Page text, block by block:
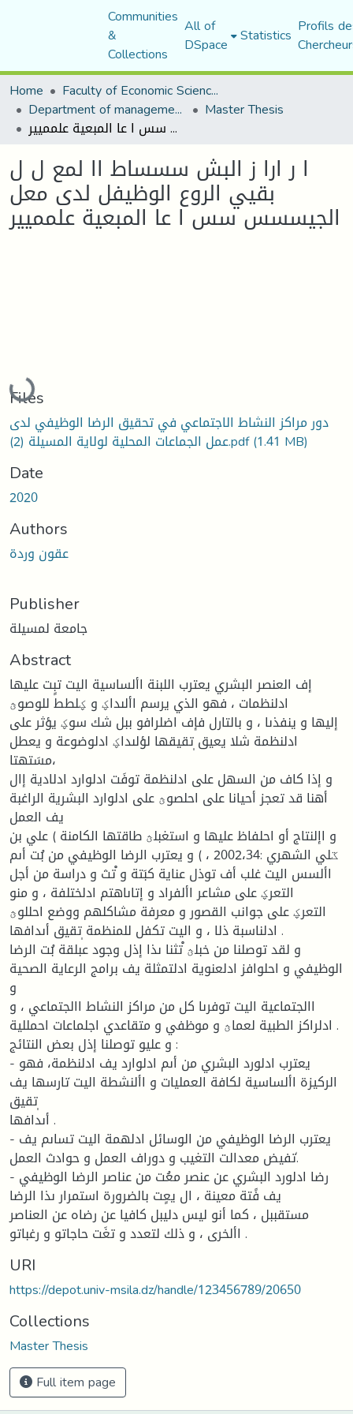
Communities
&
Collections
All of
DSpace Statistics Profils
Home
Faculty of Economic Sciences, Commerce and Management Sciences
Department of management sciences Master Thesis
ا ر ارا ز البش سسساط اا لمع ل ل بقيي الروع الوظيفل لدى معل الجيسسس سس ا عا المبعية علمميير
ا ر ارا ز البش سسساط اا لمع ل ل
بقيي الروع الوظيفل لدى معل
الجيسسس سس ا عا المبعية علمميير
Loading...
Files
دور مراكز النشاط الاجتماعي في تحقيق الرضا الوظيفي لدى
عمل الجماعات المحلية لولاية المسيلة (2).pdf(1.41 MB)
Date
2020
Authors
عقون وردة
Publisher
جامعة لمسيلة
Abstract
إف العنصر البشري يعترب اللبنة األساسية اليت تبٍت عليها
ادلنظمات ، فهو الذي يرسم األىداؼ و ؼلطط للوصوؿ
إليها و ينفذىا ، و بالتارل فإف اضلرافو ببل شك سوؼ يؤثر على
ادلنظمة شلا يعيق ٖتقيقها لؤلىداؼ ادلوضوعة و يعطل
مسَتهتا،
و إذا كاف من السهل على ادلنظمة توفَت ادلوارد ادلادية إال
أهنا قد تعجز أحيانا على احلصوؿ على ادلوارد البشرية الراغبة
يف العمل
و اإلنتاج أو احلفاظ عليها و استغبلؿ طاقتها الكامنة ) علي بن
ػلي الشهري :2002،34 ، ) و يعترب الرضا الوظيفي من بُت أىم
األسس اليت غلب أف توذل عناية كبَتة و ْتث و دراسة من أجل
التعرؼ على مشاعر األفراد و إتاىاهتم ادلختلفة ، و منو
التعرؼ على جوانب القصور و معرفة مشاكلهم ووضع احللوؿ
ادلناسبة ذلا ، و اليت تكفل للمنظمة ٖتقيق أىدافها .
و لقد توصلنا من خبلؿ ْتثنا ىذا إذل وجود عبلقة بُت الرضا
الوظيفي و احلوافز ادلعنوية ادلتمثلة يف برامج الرعاية الصحية
و
االجتماعية اليت توفرىا كل من مراكز النشاط االجتماعي ، و
ادلراكز الطبية لعماؿ و موظفي و متقاعدي اجلماعات احمللية .
و عليو توصلنا إذل بعض النتائج :
- يعترب ادلورد البشري من أىم ادلوارد يف ادلنظمة، فهو
الركيزة األساسية لكافة العمليات و األنشطة اليت ٘تارسها يف
ٖتقيق
أىدافها .
- يعترب الرضا الوظيفي من الوسائل ادلهمة اليت تساىم يف
ٗتفيض معدالت التغيب و دوراف العمل و حوادث العمل.
- رضا ادلورد البشري عن عنصر معُت من عناصر الرضا الوظيفي
يف فًتة معينة ، ال يعٍت بالضرورة استمرار ىذا الرضا
مستقببل ، كما أنو ليس دليبل كافيا عن رضاه عن العناصر
األخرى ، و ذلك لتعدد و تغَت حاجاتو و رغباتو .
URI
https://depot.univ-msila.dz/handle/123456789/20650
Collections
Master Thesis
Full item page